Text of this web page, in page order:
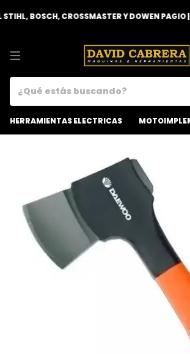
BOSCH, CROSSMASTER Y DOWEN PAGIO |
HERRAMIENTAS ELECTRICAS